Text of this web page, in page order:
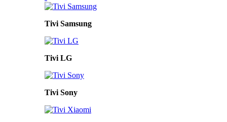
Tivi Samsung
Tivi LG
Tivi Sony